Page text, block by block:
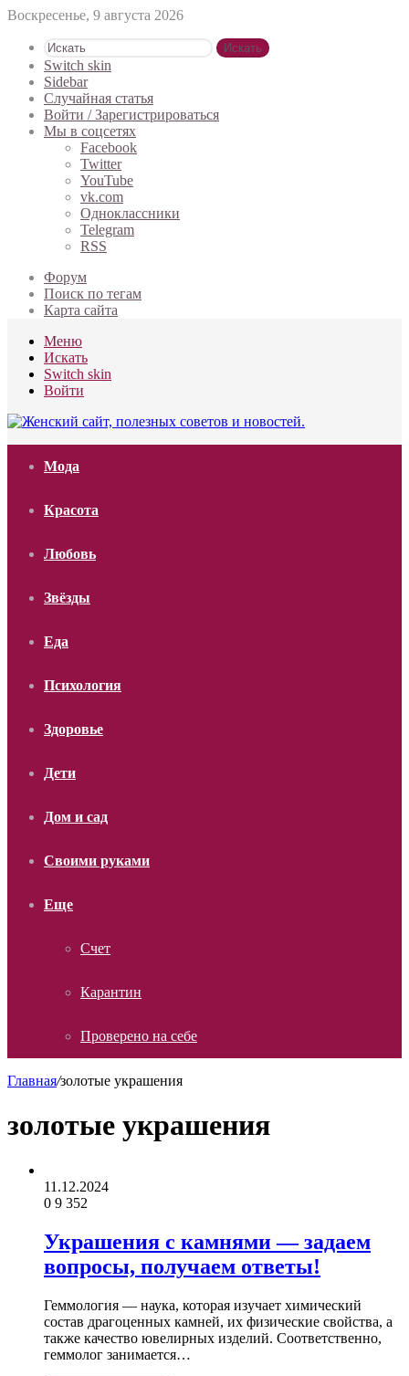
Воскресенье, 9 августа 2026
Искать
Switch skin
Sidebar
Случайная статья
Войти / Зарегистрироваться
Мы в соцсетях
Facebook
Twitter
YouTube
vk.com
Одноклассники
Telegram
RSS
Форум
Поиск по тегам
Карта сайта
Меню
Искать
Switch skin
Войти
Мода
Красота
Любовь
Звёзды
Еда
Психология
Здоровье
Дети
Дом и сад
Своими руками
Еще
Счет
Карантин
Проверено на себе
Главная/золотые украшения
золотые украшения
11.12.2024
0 9 352
Украшения с камнями — задаем
вопросы, получаем ответы!
Геммология — наука, которая изучает химический
состав драгоценных камней, их физические свойства, а
также качество ювелирных изделий. Соответственно,
геммолог занимается…